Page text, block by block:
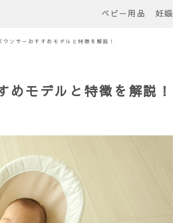
ベビー用品 妊娠
ウンサーおすすめモデルと特徴を解説！
めモデルと特徴を解説！